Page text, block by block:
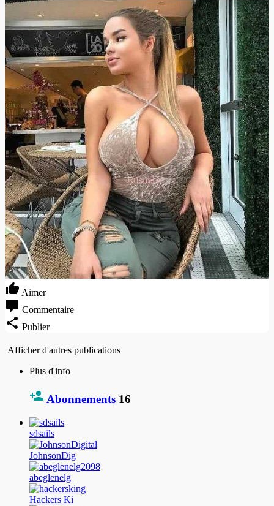
Aimer
Commentaire
Publier
Afficher d'autres publications
Plus d'info
Abonnements 16
sdsails
JohnsonDig
abeglenelg
Hackers Ki